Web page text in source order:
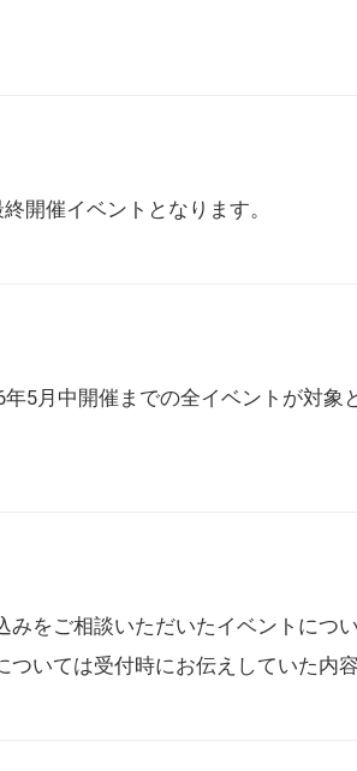
開催イベントとなります。
5月中開催までの全イベントが対象
をご相談いただいたイベントにつ
いては受付時にお伝えしていた内